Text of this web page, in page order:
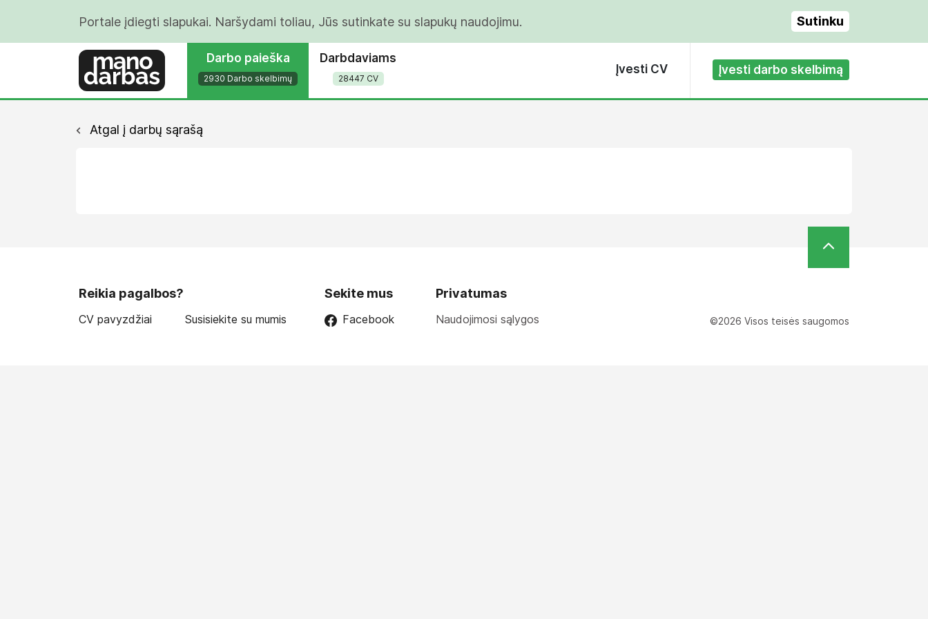
Portale įdiegti slapukai. Naršydami toliau, Jūs sutinkate su slapukų naudojimu. Sutinku
Darbo paieška
2930 Darbo skelbimų
Darbdaviams
28447 CV
Įvesti CV Įvesti darbo skelbimą
Atgal į darbų sąrašą
Reikia pagalbos?
CV pavyzdžiai Susisiekite su mumis
Sekite mus
Facebook
Privatumas
Naudojimosi sąlygos ©2026 Visos teisės saugomos